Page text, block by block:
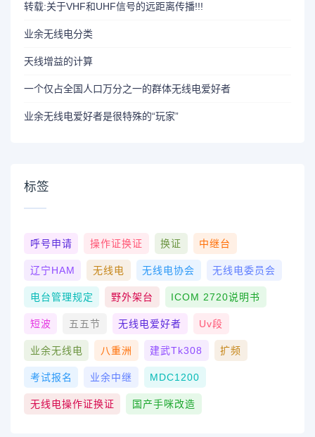
转载:关于VHF和UHF信号的远距离传播!!!
业余无线电分类
天线增益的计算
一个仅占全国人口万分之一的群体无线电爱好者
业余无线电爱好者是很特殊的“玩家”
标签
呼号申请 操作证换证 换证 中继台
辽宁HAM 无线电 无线电协会 无线电委员会
电台管理规定 野外架台 ICOM 2720说明书
短波 五五节 无线电爱好者 Uv段
业余无线电 八重洲 建武tk308 扩频
考试报名 业余中继 MDC1200
无线电操作证换证 国产手咪改造